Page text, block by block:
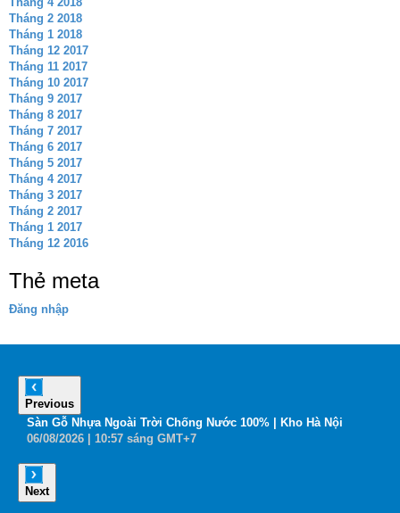
Tháng 2 2018
Tháng 1 2018
Tháng 12 2017
Tháng 11 2017
Tháng 10 2017
Tháng 9 2017
Tháng 8 2017
Tháng 7 2017
Tháng 6 2017
Tháng 5 2017
Tháng 4 2017
Tháng 3 2017
Tháng 2 2017
Tháng 1 2017
Tháng 12 2016
Thẻ meta
Đăng nhập
Previous
Sàn Gỗ Nhựa Ngoài Trời Chống Nước 100% | Kho Hà Nội
06/08/2026 | 10:57 sáng GMT+7
Next